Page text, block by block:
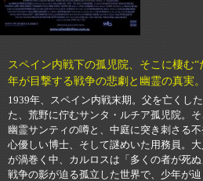
スペイン内戦下の孤児院、そこに棲む
年が目撃する戦争の悲劇と幽霊の真実。
1939年、スペイン内戦末期。父を亡くし
た、荒野に佇むサンタ・ルチア孤児院。
幽霊サンティの噂と、中庭に突き刺さる
心優しい博士、そして謎めいた用務員。
が渦巻く中、カルロスは「多くの者が死ぬ
戦争の影が迫る孤立した世界で、少年が辿